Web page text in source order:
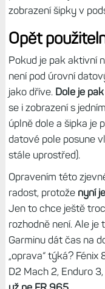
maličké.
Jakmile je
některých
Ocenil bych zde ještě
zkopírovat layout,
Trošku mě ale
datových polí celé,
na F7 nebo Epixech.
obou stranách.
“zdálenos“, místo
poznání divnější. Ale
Opět
Pokud je pak aktivní
není pod úrovní
jako dříve.Dole je
se i zobrazení s
úplně dole a šipka je